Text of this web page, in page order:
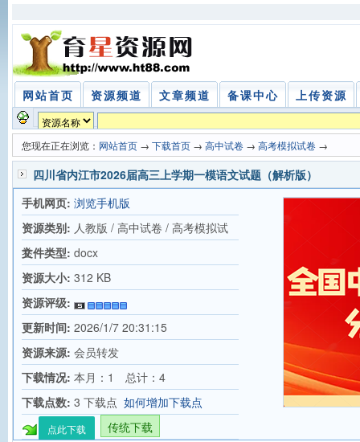
网站首页 资源频道 文章频道 备课中心 上传资源
您现在正在浏览： 网站首页 → 下载首页 → 高中试卷 → 高考模拟试卷 →
四川省内江市2026届高三上学期一模语文试题（解析版）
手机网页: 浏览手机版
资源类别: 人教版 / 高中试卷 / 高考模拟试
卷
文件类型: docx
资源大小: 312 KB
资源评级:
更新时间: 2026/1/7 20:31:15
资源来源: 会员转发
下载情况: 本月：1 总计：4
下载点数: 3 下载点 如何增加下载点
点此下载 传统下载